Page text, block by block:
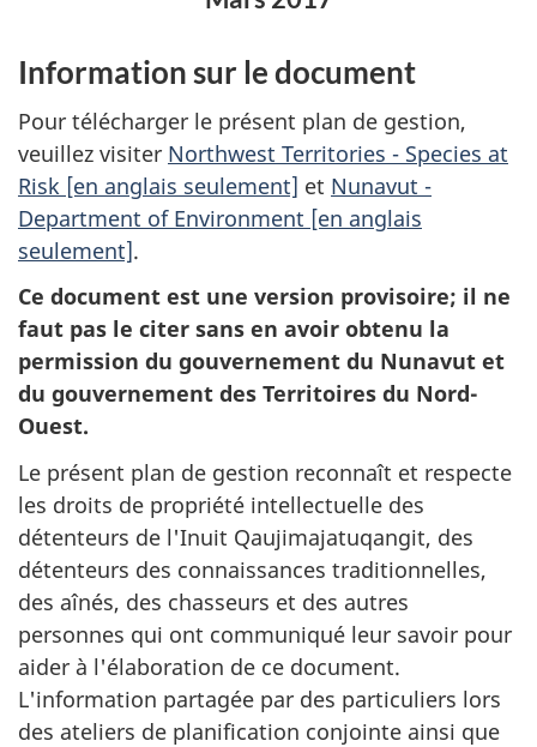
Information sur le document
Pour télécharger le présent plan de gestion,
veuillez visiter Northwest Territories - Species at
Risk [en anglais seulement] et Nunavut -
Department of Environment [en anglais
seulement].
Ce document est une version provisoire; il ne
faut pas le citer sans en avoir obtenu la
permission du gouvernement du Nunavut et
du gouvernement des Territoires du Nord-
Ouest.
Le présent plan de gestion reconnaît et respecte
les droits de propriété intellectuelle des
détenteurs de l'Inuit Qaujimajatuqangit, des
détenteurs des connaissances traditionnelles,
des aînés, des chasseurs et des autres
personnes qui ont communiqué leur savoir pour
aider à l'élaboration de ce document.
L'information partagée par des particuliers lors
des ateliers de planification conjointe ainsi que